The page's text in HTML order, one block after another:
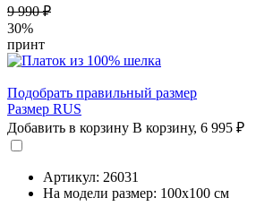
9 990 ₽
30%
принт
Подобрать правильный размер
Размер RUS
Добавить в корзину В корзину, 6 995 ₽
Артикул: 26031
На модели размер: 100х100 см